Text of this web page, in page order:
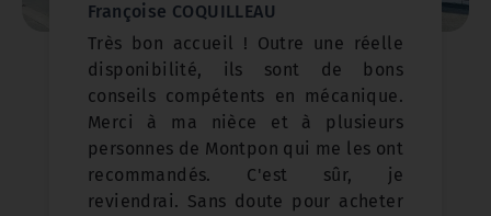
Françoise COQUILLEAU
Très bon accueil ! Outre une réelle
disponibilité, ils sont de bons
conseils compétents en mécanique.
Merci à ma nièce et à plusieurs
personnes de Montpon qui me les ont
recommandés. C'est sûr, je
reviendrai. Sans doute pour acheter